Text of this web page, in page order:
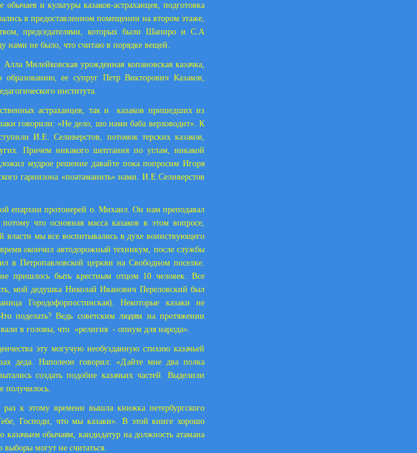
и культуры казаков-астраханцев, подготовка
в предоставленном помещении на втором этаже,
председателями, которых были Шапиро и С.А
нами не было, что считаю в порядке вещей.
Милейковская урожденная копановская казачка,
ее супруг Петр Викторович Казаков,
института.
астраханцев, так и
казаков пришедших из
говорили: «Не дело, шо нами баба верховодит». К
И.Е. Селиверстов, потомок терских казаков,
Причем никакого шептания по углам, никакой
мудрое решение давайте пока попросим Игоря
гарнизона «поатаманить» нами. И.Е.Селиверстов
епархии протоиерей о. Михаил. Он нам преподавал
что основная масса казаков в этом вопросе,
власти мы все воспитывались в духе воинствующего
окончил автодорожный техникум, после службы
в Петропавловской церкви на Свободном поселке.
пришлось быть крестным отцом 10 человек. Все
мой дедушка Николай Иванович Переловский был
Городофорпостинская). Некоторые казаки не
поделать? Ведь советским людям на протяжении
в головы, что «религия - опиум для народа».
эту могучую необузданную стихию казачьей
деда. Наполеон говорил: «Дайте мне два полка
создать подобие казачьих частей. Выделили
получилось.
к этому времени вышла книжка петербургского
Господи, что мы казаки». В этой книге хорошо
обычаям, кандидатур на должность атамана
выборы могут не считаться.